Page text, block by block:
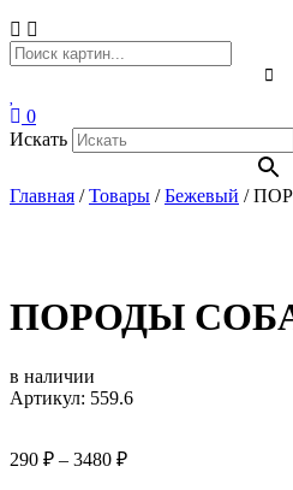
0
Искать
Главная /Товары /Бежевый /
ПОРОДЫ
в наличии
Артикул: 559.6
290 ₽ – 3480 ₽